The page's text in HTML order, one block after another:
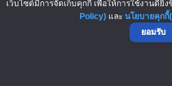
เว็บไซต์มีการจัดเก็บคุกกี้ เพื่อให้การใช้งานดียิ่ง
Policy)และ นโยบายคุกกี้
ยอมรับ